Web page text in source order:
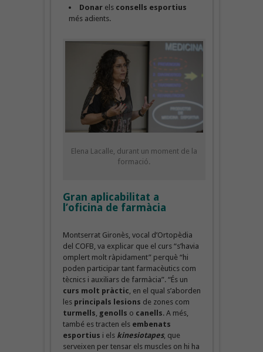
Donarels consells esportius
més adients.
Elena Lacalle, durant un moment de la
formació.
Gran aplicabilitat a
l’oficina de farmàcia
Montserrat Gironès, vocal d’Ortopèdia
del COFB, va explicar que el curs “s’havia
omplert molt ràpidament” perquè “hi
poden participar tant farmacèutics com
tècnics i auxiliars de farmàcia”. “És un
curs molt pràctic, en el qual s’aborden
les principals lesions de zones com
turmells, genolls o canells. A més,
també es tracten els embenats
esportius i els kinesiotapes, que
serveixen per tensar els muscles on hi ha